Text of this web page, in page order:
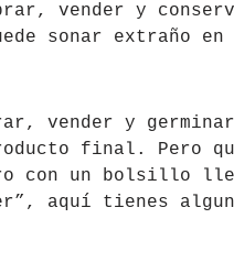
vender y
sonar extraño
vender y
final. Pero
con un bolsillo
aquí tienes